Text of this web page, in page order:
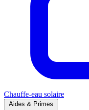
Chauffe-eau solaire